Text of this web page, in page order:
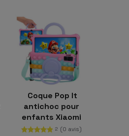
Coque Pop It
antichoc pour
enfants Xiaomi
Redmi Pad SE 11
2 (0 avis)